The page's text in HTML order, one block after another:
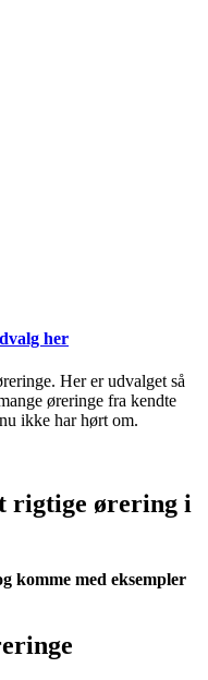
her
Her er udvalget så
øreringe fra kendte
ikke har hørt om.
rigtige ørering i
komme med eksempler